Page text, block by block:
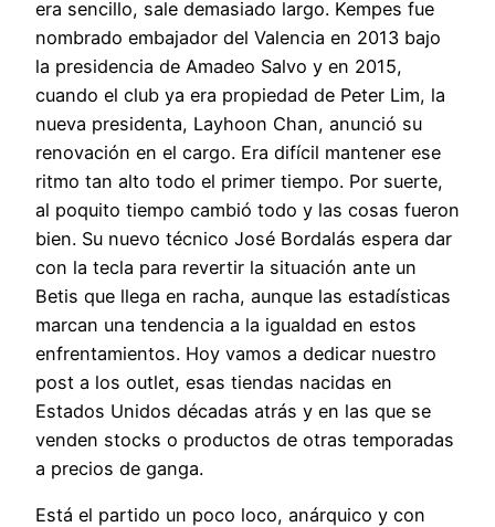
era sencillo, sale demasiado largo. Kempes fue
nombrado embajador del Valencia en 2013 bajo
la presidencia de Amadeo Salvo y en 2015,
cuando el club ya era propiedad de Peter Lim, la
nueva presidenta, Layhoon Chan, anunció su
renovación en el cargo. Era difícil mantener ese
ritmo tan alto todo el primer tiempo. Por suerte,
al poquito tiempo cambió todo y las cosas fueron
bien. Su nuevo técnico José Bordalás espera dar
con la tecla para revertir la situación ante un
Betis que llega en racha, aunque las estadísticas
marcan una tendencia a la igualdad en estos
enfrentamientos. Hoy vamos a dedicar nuestro
post a los outlet, esas tiendas nacidas en
Estados Unidos décadas atrás y en las que se
venden stocks o productos de otras temporadas
a precios de ganga.
Está el partido un poco loco, anárquico y con